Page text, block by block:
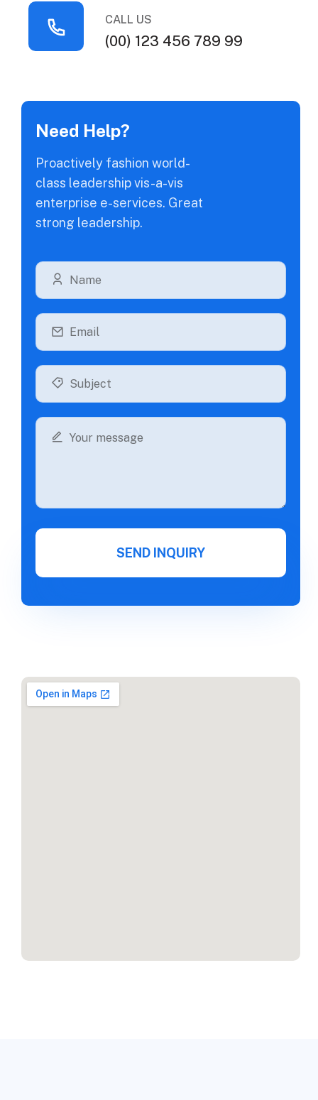
CALL US
(00) 123 456 789 99
Need Help?
Proactively fashion world-
class leadership vis-a-vis
enterprise e-services. Great
strong leadership.